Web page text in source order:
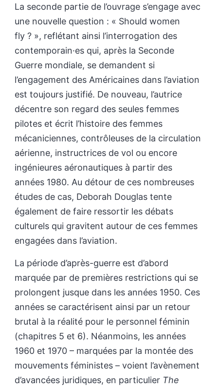
La seconde partie de l’ouvrage s’engage avec
une nouvelle question : « Should women
fly ? », reflétant ainsi l’interrogation des
contemporain·es qui, après la Seconde
Guerre mondiale, se demandent si
l’engagement des Américaines dans l’aviation
est toujours justifié. De nouveau, l’autrice
décentre son regard des seules femmes
pilotes et écrit l’histoire des femmes
mécaniciennes, contrôleuses de la circulation
aérienne, instructrices de vol ou encore
ingénieures aéronautiques à partir des
années 1980. Au détour de ces nombreuses
études de cas, Deborah Douglas tente
également de faire ressortir les débats
culturels qui gravitent autour de ces femmes
engagées dans l’aviation.
La période d’après-guerre est d’abord
marquée par de premières restrictions qui se
prolongent jusque dans les années 1950. Ces
années se caractérisent ainsi par un retour
brutal à la réalité pour le personnel féminin
(chapitres 5 et 6). Néanmoins, les années
1960 et 1970 – marquées par la montée des
mouvements féministes – voient l’avènement
d’avancées juridiques, en particulier The